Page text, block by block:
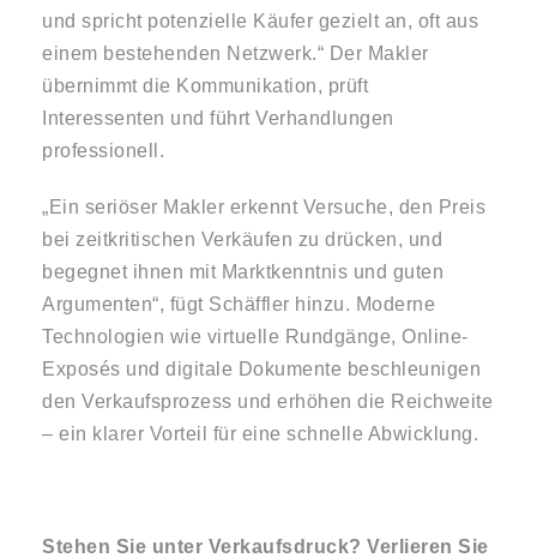
und spricht potenzielle Käufer gezielt an, oft aus
einem bestehenden Netzwerk.“ Der Makler
übernimmt die Kommunikation, prüft
Interessenten und führt Verhandlungen
professionell.
„Ein seriöser Makler erkennt Versuche, den Preis
bei zeitkritischen Verkäufen zu drücken, und
begegnet ihnen mit Marktkenntnis und guten
Argumenten“, fügt Schäffler hinzu. Moderne
Technologien wie virtuelle Rundgänge, Online-
Exposés und digitale Dokumente beschleunigen
den Verkaufsprozess und erhöhen die Reichweite
– ein klarer Vorteil für eine schnelle Abwicklung.
Stehen Sie unter Verkaufsdruck? Verlieren Sie